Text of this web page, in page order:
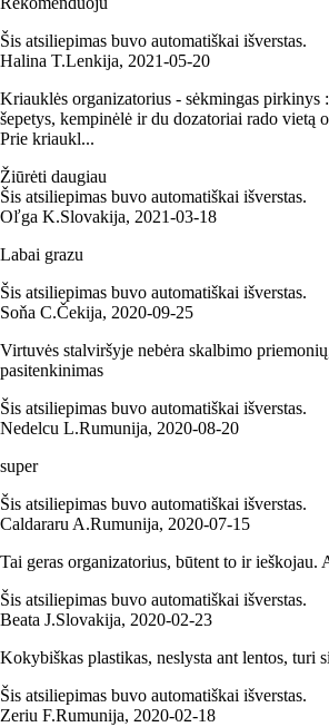
Šis atsiliepimas buvo automatiškai išverstas.
Halina T.Lenkija, 2021‑05‑20
Kriauklės organizatorius - sėkmingas pirkinys
šepetys, kempinėlė ir du dozatoriai rado vietą
Prie kriaukl...
Žiūrėti daugiau
Šis atsiliepimas buvo automatiškai išverstas.
Oľga K.Slovakija, 2021‑03‑18
Labai grazu
Šis atsiliepimas buvo automatiškai išverstas.
Soňa C.Čekija, 2020‑09‑25
Virtuvės stalviršyje nebėra skalbimo
pasitenkinimas
Šis atsiliepimas buvo automatiškai išverstas.
Nedelcu L.Rumunija, 2020‑08‑20
super
Šis atsiliepimas buvo automatiškai išverstas.
Caldararu A.Rumunija, 2020‑07‑15
Tai geras organizatorius, būtent to ir ieškojau.
Šis atsiliepimas buvo automatiškai išverstas.
Beata J.Slovakija, 2020‑02‑23
Kokybiškas plastikas, neslysta ant lentos, turi
Šis atsiliepimas buvo automatiškai išverstas.
Zeriu F.Rumunija, 2020‑02‑18